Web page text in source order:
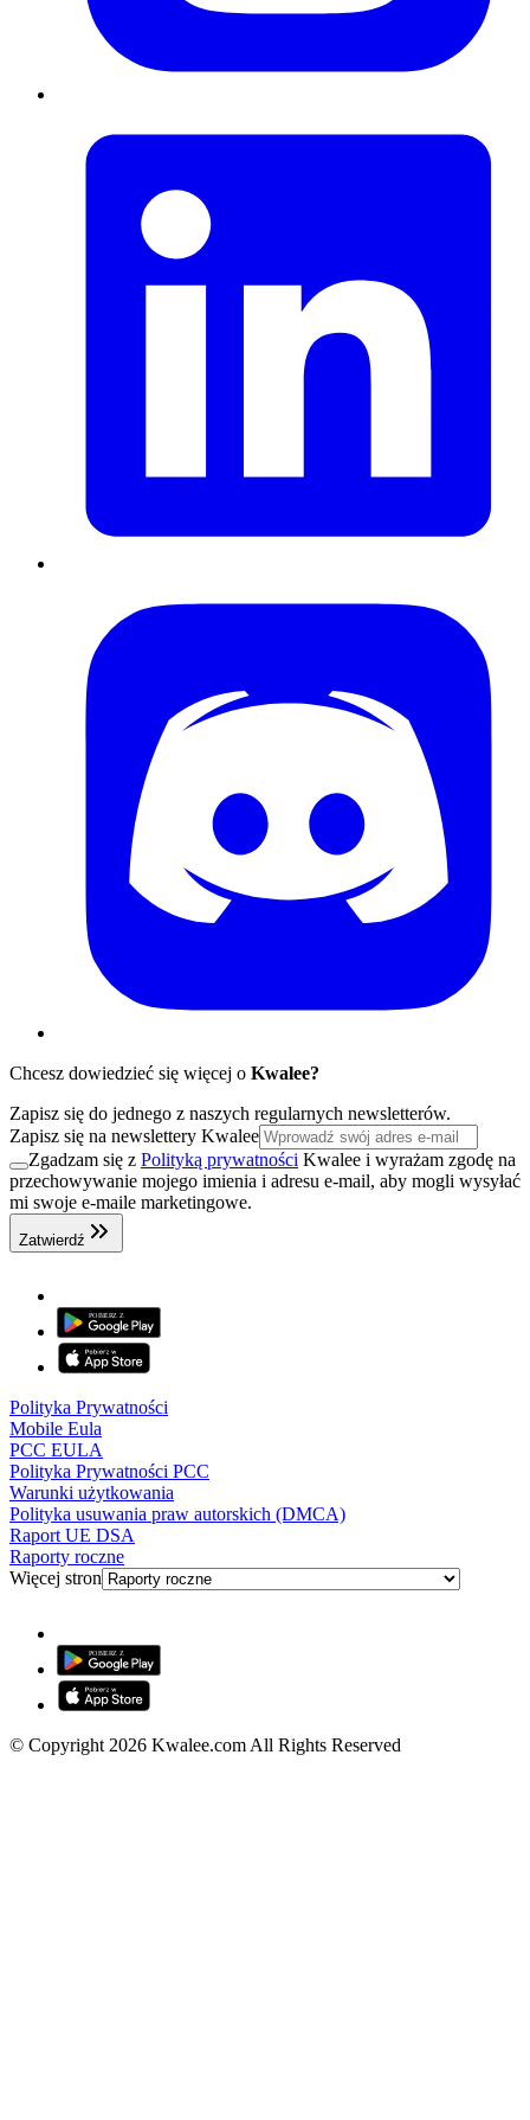
Chcesz dowiedzieć się więcej o Kwalee?
Zapisz się do jednego z naszych regularnych newsletterów.
Zapisz się na newslettery Kwalee
Zgadzam się z Polityką prywatności Kwalee i wyrażam zgodę na
przechowywanie mojego imienia i adresu e-mail, aby mogli wysyłać
mi swoje e-maile marketingowe.
Zatwierdź
Polityka Prywatności
Mobile Eula
PCC EULA
Polityka Prywatności PCC
Warunki użytkowania
Polityka usuwania praw autorskich (DMCA)
Raport UE DSA
Raporty roczne
Więcej stron
© Copyright 2026 Kwalee.com All Rights Reserved